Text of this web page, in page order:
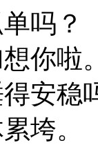
吗？
你啦
安稳
垮。